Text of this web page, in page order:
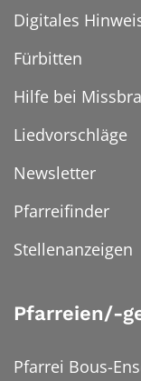
Digitales
Fürbitten
Hilfe bei
Liedvorschläge
Newsletter
Pfarreifinder
Stellenanzeigen
Pfarreien/-
Pfarrei Bous-